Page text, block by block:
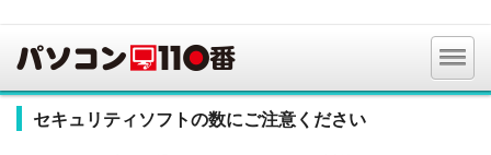
セキュリティソフトの数にご注意ください